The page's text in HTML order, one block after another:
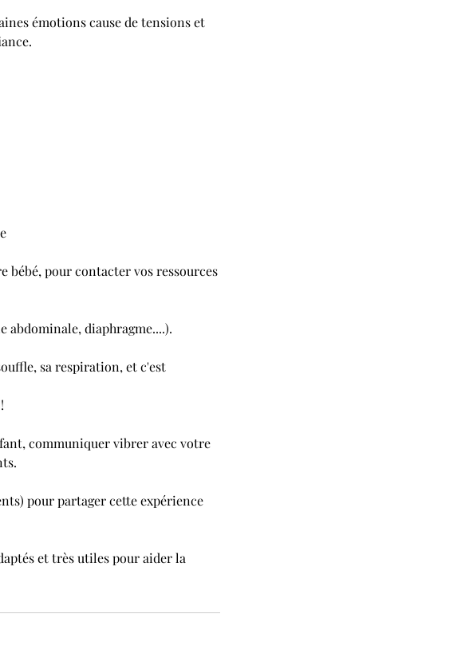
émotions cause de tensions et
bébé, pour contacter vos ressources
abdominale, diaphragme....).
sa respiration, et c'est
communiquer vibrer avec votre
pour partager cette expérience
et très utiles pour aider la